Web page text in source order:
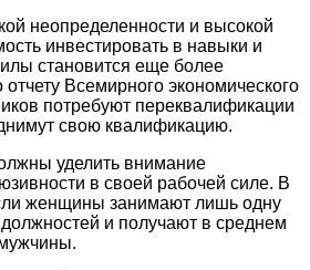
неопределенности и высокой
инвестировать в навыки и
становится еще более
Всемирного экономического
потребуют переквалификации
свою квалификацию.
уделить внимание
в своей рабочей силе. В
женщины занимают лишь одну
и получают в среднем